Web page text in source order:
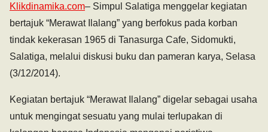
Klikdinamika.com– Simpul Salatiga menggelar kegiatan
bertajuk “Merawat Ilalang” yang berfokus pada korban
tindak kekerasan 1965 di Tanasurga Cafe, Sidomukti,
Salatiga, melalui diskusi buku dan pameran karya, Selasa
(3/12/2014).
Kegiatan bertajuk “Merawat Ilalang” digelar sebagai usaha
untuk mengingat sesuatu yang mulai terlupakan di